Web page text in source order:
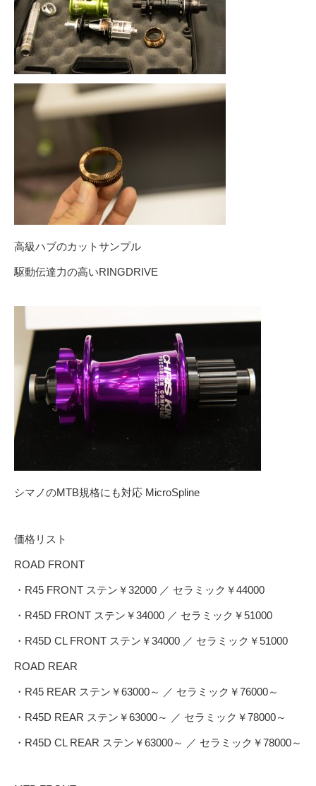
高級ハブのカットサンプル
駆動伝達力の高いRINGDRIVE
シマノのMTB規格にも対応 MicroSpline
価格リスト
ROAD FRONT
・R45 FRONT ステン￥32000 ／ セラミック￥44000
・R45D FRONT ステン￥34000 ／ セラミック￥51000
・R45D CL FRONT ステン￥34000 ／ セラミック￥51000
ROAD REAR
・R45 REAR ステン￥63000～ ／ セラミック￥76000～
・R45D REAR ステン￥63000～ ／ セラミック￥78000～
・R45D CL REAR ステン￥63000～ ／ セラミック￥78000～